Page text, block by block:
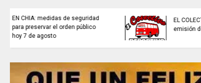
TRABAJO...........................si hay //
viernes 7 de agosto de 2026